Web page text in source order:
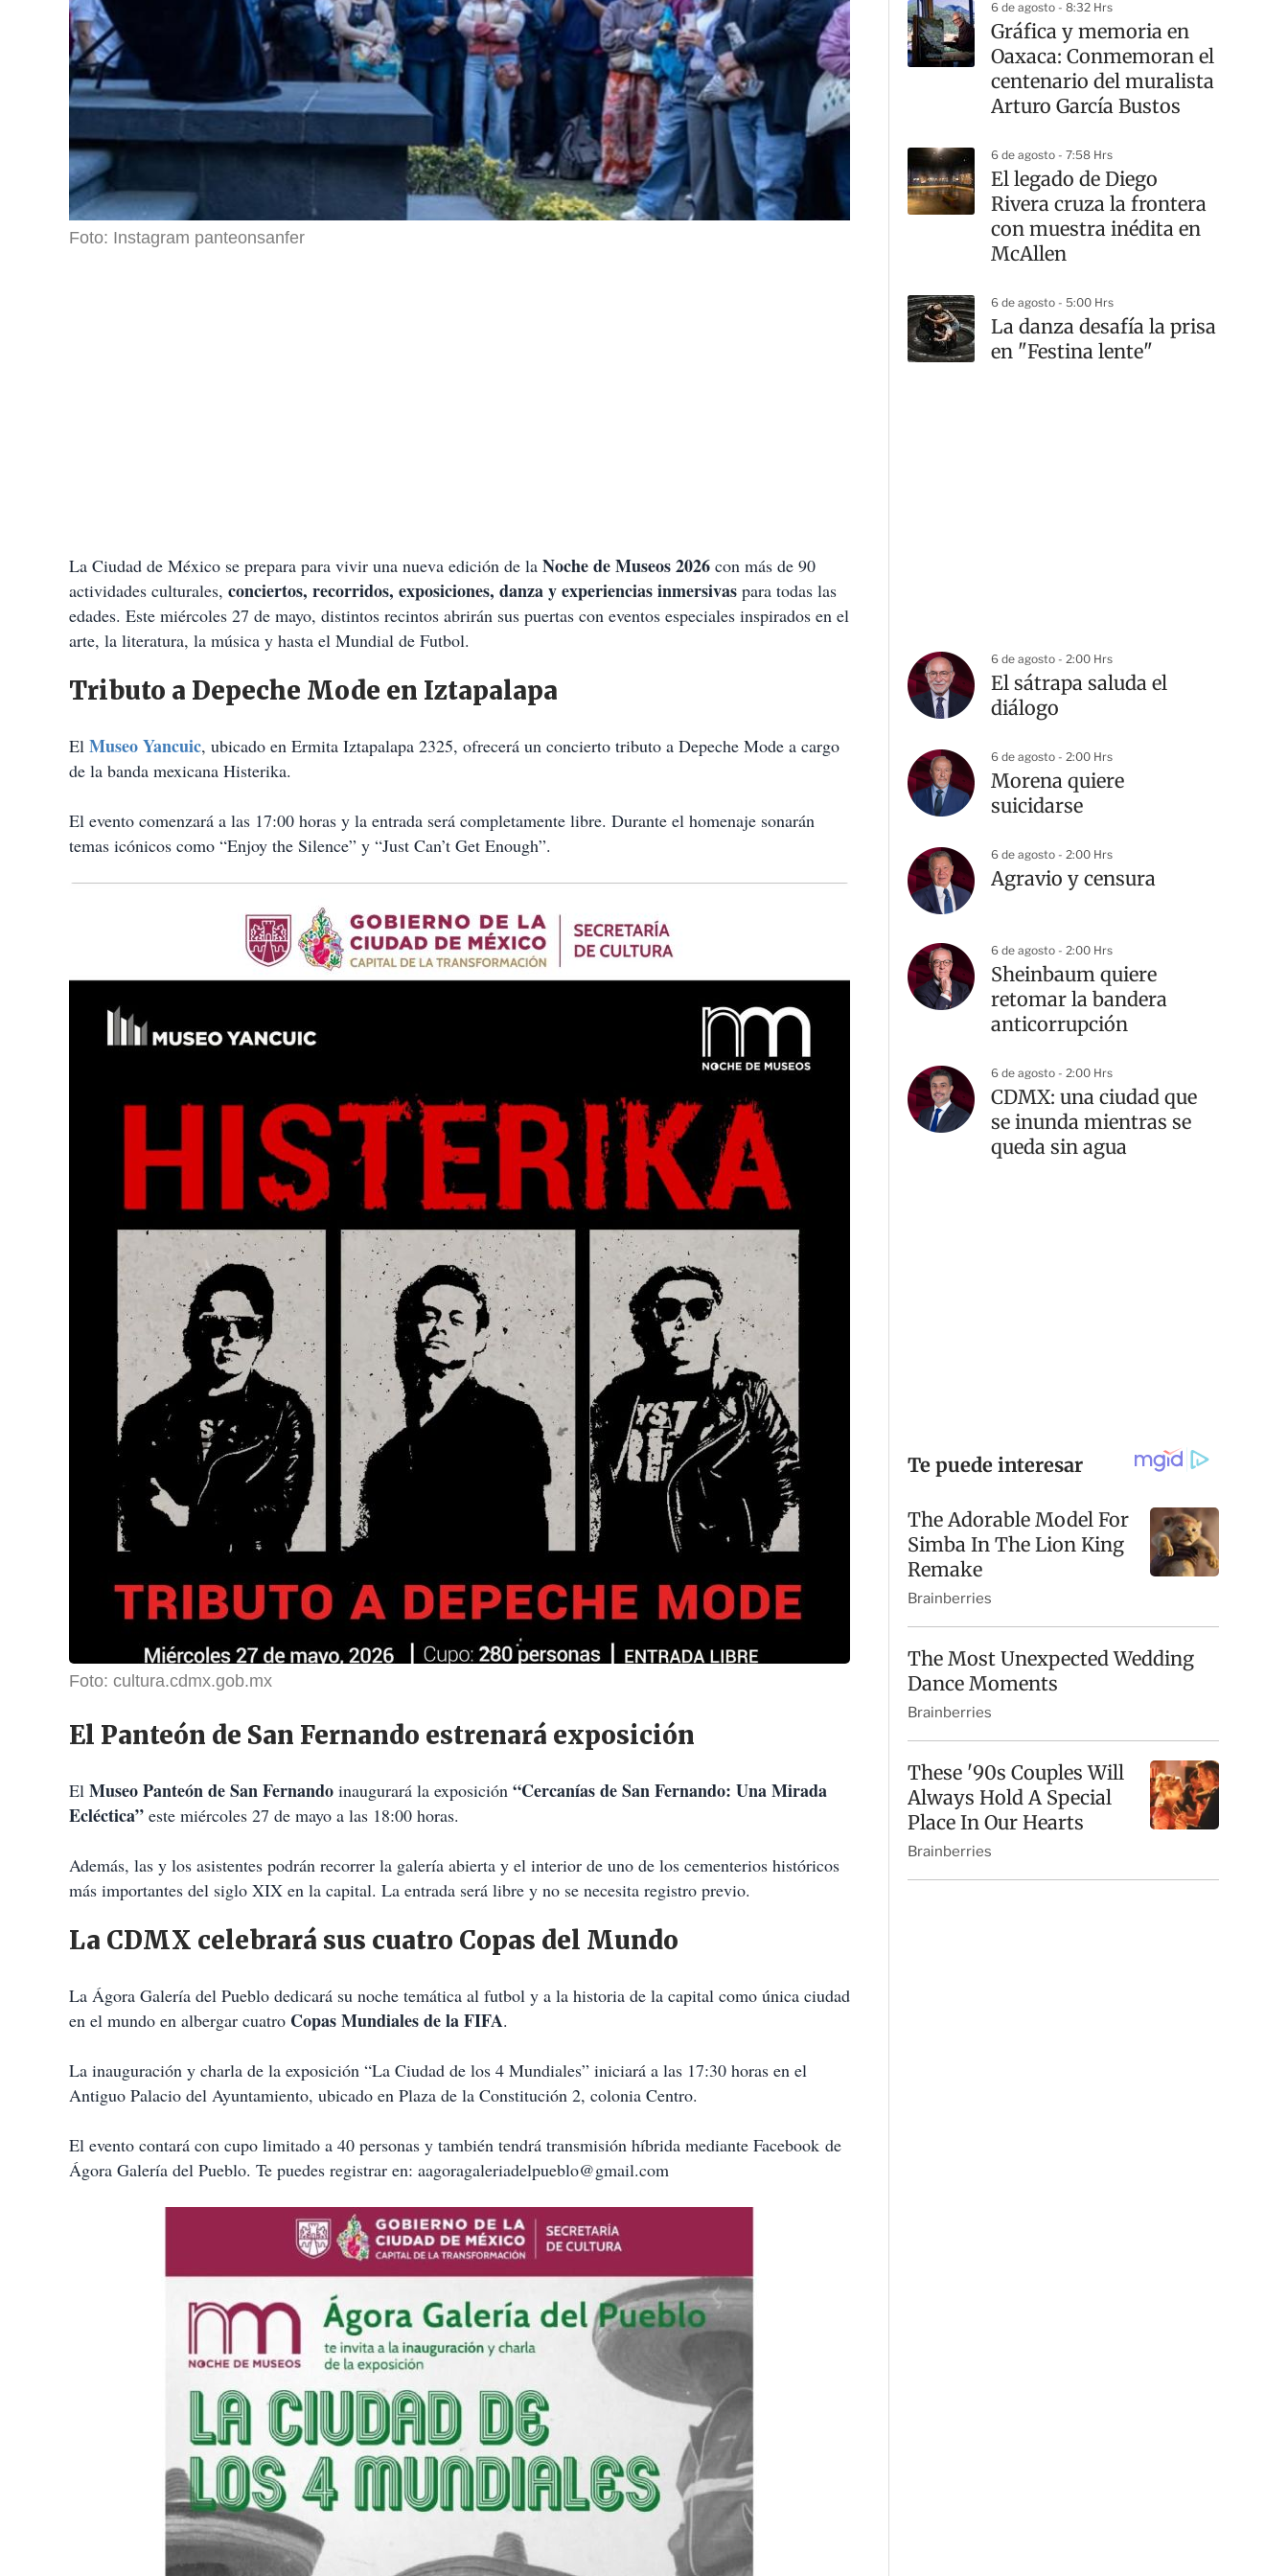
Foto: Instagram panteonsanfer
La Ciudad de México se prepara para vivir una nueva edición de la Noche de Museos 2026 con más de 90
actividades culturales, conciertos, recorridos, exposiciones, danza y experiencias inmersivas para todas las
edades. Este miércoles 27 de mayo, distintos recintos abrirán sus puertas con eventos especiales inspirados en el
arte, la literatura, la música y hasta el Mundial de Futbol.
Tributo a Depeche Mode en Iztapalapa
El Museo Yancuic, ubicado en Ermita Iztapalapa 2325, ofrecerá un concierto tributo a Depeche Mode a cargo
de la banda mexicana Histerika.
El evento comenzará a las 17:00 horas y la entrada será completamente libre. Durante el homenaje sonarán
temas icónicos como “Enjoy the Silence” y “Just Can’t Get Enough”.
Foto: cultura.cdmx.gob.mx
El Panteón de San Fernando estrenará exposición
El Museo Panteón de San Fernando inaugurará la exposición “Cercanías de San Fernando: Una Mirada
Ecléctica” este miércoles 27 de mayo a las 18:00 horas.
Además, las y los asistentes podrán recorrer la galería abierta y el interior de uno de los cementerios históricos
más importantes del siglo XIX en la capital. La entrada será libre y no se necesita registro previo.
La CDMX celebrará sus cuatro Copas del Mundo
La Ágora Galería del Pueblo dedicará su noche temática al futbol y a la historia de la capital como única ciudad
en el mundo en albergar cuatro Copas Mundiales de la FIFA.
La inauguración y charla de la exposición “La Ciudad de los 4 Mundiales” iniciará a las 17:30 horas en el
Antiguo Palacio del Ayuntamiento, ubicado en Plaza de la Constitución 2, colonia Centro.
El evento contará con cupo limitado a 40 personas y también tendrá transmisión híbrida mediante Facebook de
Ágora Galería del Pueblo. Te puedes registrar en: aagoragaleriadelpueblo@gmail.com
6 de agosto - 8:32 Hrs
Gráfica y memoria en
Oaxaca: Conmemoran el
centenario del muralista
Arturo García Bustos
6 de agosto - 7:58 Hrs
El legado de Diego
Rivera cruza la frontera
con muestra inédita en
McAllen
6 de agosto - 5:00 Hrs
La danza desafía la prisa
en "Festina lente"
6 de agosto - 2:00 Hrs
El sátrapa saluda el
diálogo
6 de agosto - 2:00 Hrs
Morena quiere
suicidarse
6 de agosto - 2:00 Hrs
Agravio y censura
6 de agosto - 2:00 Hrs
Sheinbaum quiere
retomar la bandera
anticorrupción
6 de agosto - 2:00 Hrs
CDMX: una ciudad que
se inunda mientras se
queda sin agua